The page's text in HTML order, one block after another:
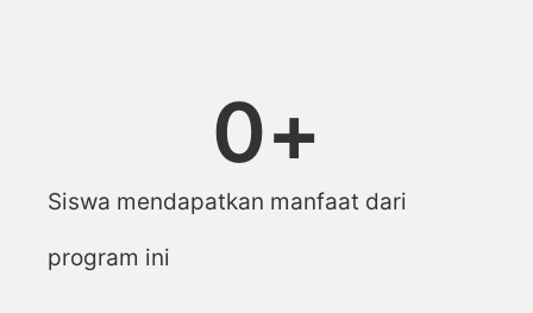
Siswa mendapatkan manfaat dari
program ini
0+